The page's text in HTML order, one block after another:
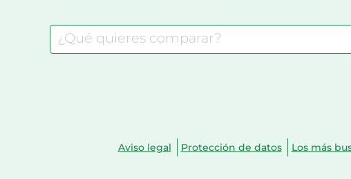
Aviso legal Protección de datos Los más